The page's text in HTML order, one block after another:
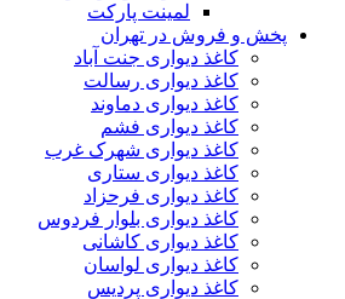
لمینت پارکت
فروش در تهران
کاغذ دیواری جنت آباد
کاغذ دیواری رسالت
کاغذ دیواری دماوند
کاغذ دیواری فشم
کاغذ دیواری شهرک غرب
کاغذ دیواری ستاری
کاغذ دیواری فرحزاد
کاغذ دیواری بلوار فردوس
کاغذ دیواری کاشانی
کاغذ دیواری لواسان
کاغذ دیواری پردیس